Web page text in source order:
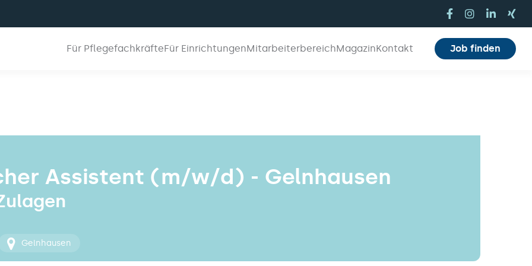
Für PflegefachkräfteFür EinrichtungenMitarbeiterbereichMagazinKontakt Job finden
Assistent (m/w/d) - Gelnhausen
Gelnhausen